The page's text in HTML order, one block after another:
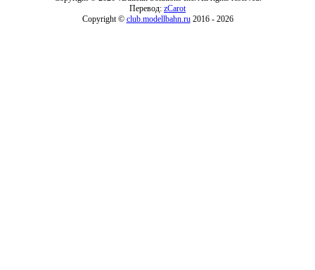
Перевод: zCarot
Copyright © club.modellbahn.ru2016 - 2026